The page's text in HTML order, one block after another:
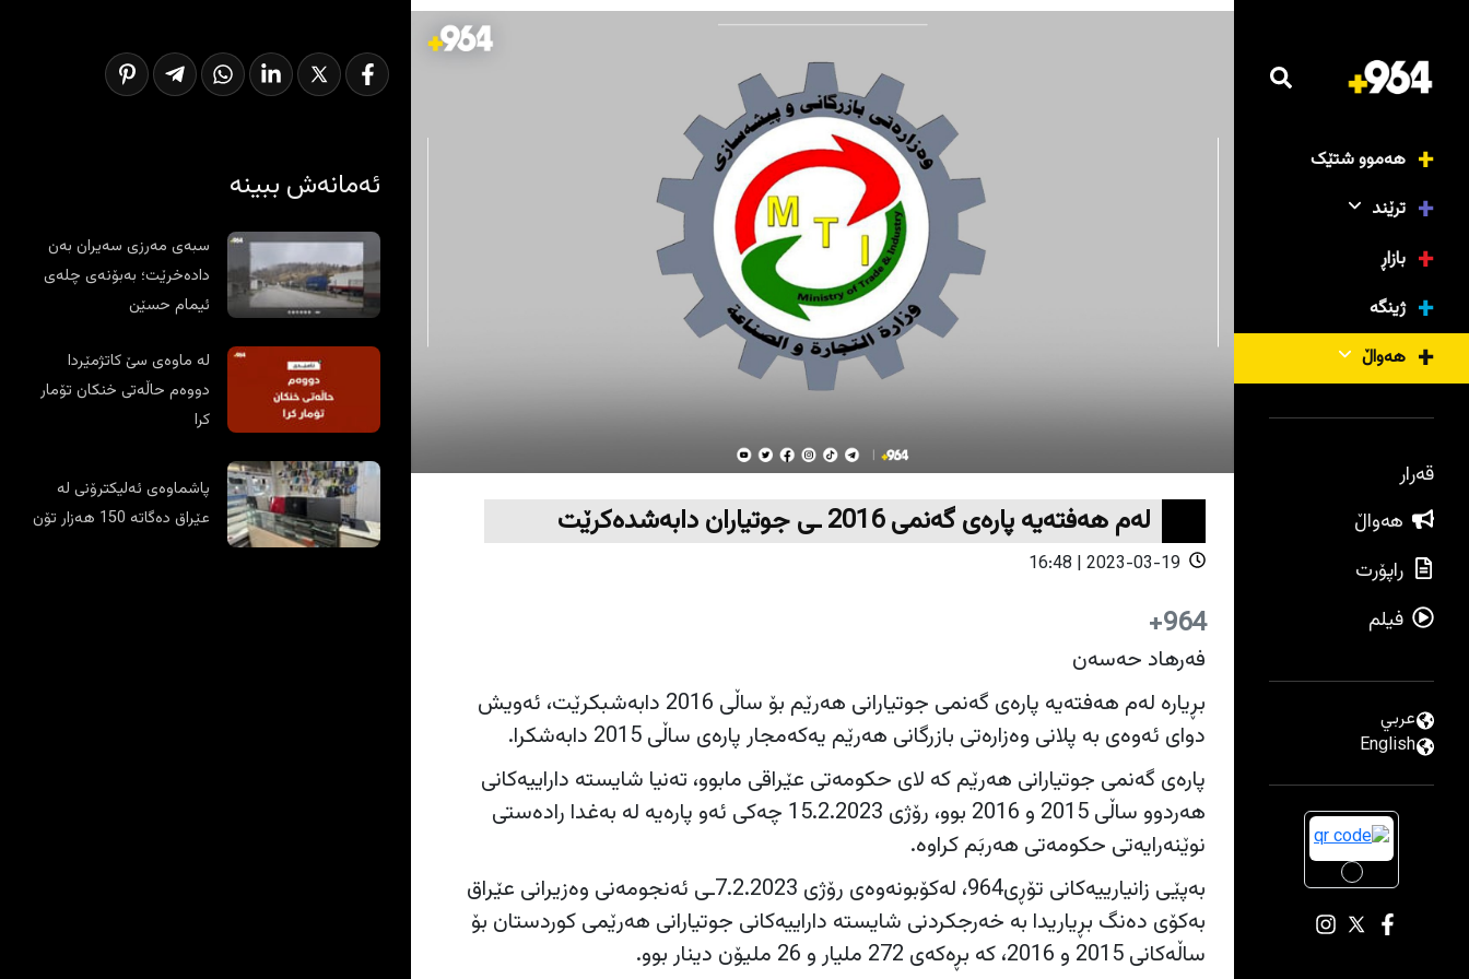
هەموو شتێک
ترێند
بازاڕ
ژینگە
هەواڵ
قەرار
هەواڵ
راپۆرت
فیلم
عربي
English
له‌م هه‌فته‌یه‌‌ پاره‌ى گه‌نمى 2016 ـى جوتیاران دابه‌شدەكرێت
2023-03-19 | 16:48
964+
فه‌رهاد حه‌سه‌ن
بڕیاره‌ له‌م هه‌فته‌یه‌ پاره‌ى گه‌نمى جوتیارانى هه‌رێم بۆ ساڵى 2016 دابه‌شبكرێت، ئه‌ویش
دواى ئه‌وه‌ى به‌ پلانى وه‌زاره‌تى بازرگانى هه‌رێم یه‌كه‌مجار پاره‌ى ساڵى 2015 دابه‌شكرا.
پاره‌ى گه‌نمى جوتیارانى هه‌رێم كه‌ لاى حكومه‌تى عێراقی مابوو، ته‌نیا شایسته ‌داراییه‌كانى
هه‌ردوو ساڵى 2015 و 2016 بوو، رۆژى 15.2.2023 چه‌كى ئه‌و پاره‌یه‌ له‌ به‌غدا راده‌ستى
نوێنه‌رایه‌تى حكومه‌تى هه‌ربَم كراوه‌.
به‌پێی زانیارییه‌كانى تۆڕى964، لەکۆبونەوەی رۆژى 7.2.2023ـى ئەنجومەنی وەزیرانی عێراق
بەکۆی دەنگ بڕیاریدا بە خەرجکردنی شایستە داراییەکانی جوتیارانی هەرێمی کوردستان بۆ
ساڵەکانی 2015 و 2016، كە بڕەکەی 272 ملیار و 26 ملیۆن دینار بوو.
ئەمانەش ببینە
سبەی مەرزی سەیران بەن
دادەخرێت؛ بەبۆنەی چلەی
ئیمام حسێن
لە ماوەی سێ کاتژمێردا
دووەم حاڵەتی خنکان تۆمار
کرا
پاشماوەی ئەلیکترۆنی لە
عێراق دەگاتە 150 هەزار تۆن